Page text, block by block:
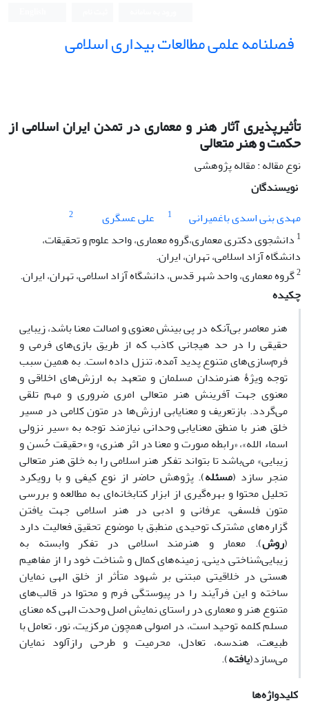
فصلنامه علمی مطالعات بیداری اسلامی
تأثیرپذیری آثار هنر و معماری در تمدن ایران اسلامی از
حکمت و هنر متعالی
نوع مقاله : مقاله پژوهشی
نویسندگان
مهدی بنی اسدی باغمیرانی
1 علی عسگری
2
1 دانشجوی دکتری معماری،گروه معماری، واحد علوم و تحقیقات،
دانشگاه آزاد اسلامی، تهران، ایران.
2گروه معماری، واحد شهر قدس، دانشگاه آزاد اسلامی، تهران، ایران.
چکیده
هنر معاصر بی‌آنکه در پی بینش معنوی و اصالت معنا باشد، زیبایی
حقیقی را در حد هیجانی کاذب که از طریق بازی‌های فرمی و
فرم‌سازی‌های متنوع پدید آمده، تنزل داده است. به همین سبب
توجه ویژۀ هنرمندان مسلمان و متعهد به ارزش‌های اخلاقی و
معنوی جهت آفرینش هنر متعالی امری ضروری و مهم تلقی
می‌گردد. بازتعریف و معنایابی ارزش‌ها در متون کلامی در مسیر
خلق هنر با منطق معنایابی وحدانی نیازمند توجه به «سیر نزولی
اسماء الله»، «رابطه صورت و معنا در اثر هنری» و «حقیقت حُسن و
زیبایی» می‌باشد تا بتواند تفکر هنر اسلامی را به خلق هنر متعالی
منجر سازد (مسئله). پژوهش حاضر از نوع کیفی و با رویکرد
تحلیل محتوا و بهره‌گیری از ابزار کتابخانه‌ای به مطالعه و بررسی
متون فلسفی، عرفانی و ادبی در هنر اسلامی جهت یافتن
گزاره‌های مشترک توحیدی منطبق با موضوع تحقیق فعالیت دارد
(روش). معمار و هنرمند اسلامی در تفکر وابسته به
زیبایی‌شناختی دینی، زمینه‌های کمال و شناخت خود را از مفاهیم
هستی در خلاقیتی مبتنی بر شهود متأثر از خلق الهی نمایان
ساخته و این فرآیند را در پیوستگی فرم و محتوا در قالب‌های
متنوع هنر و معماری در راستای نمایش اصل وحدت الهی که معنای
مسلم کلمه توحید است، در اصولی همچون مرکزیت، نور، تعامل با
طبیعت، هندسه، تعادل، محرمیت و طرحی رازآلود نمایان
می‌سازد(یافته).
کلیدواژه‌ها